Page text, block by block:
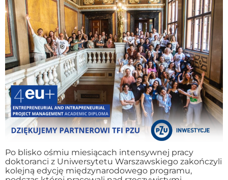
Po blisko ośmiu miesiącach intensywnej pracy
doktoranci z Uniwersytetu Warszawskiego zakończyli
kolejną edycję międzynarodowego programu,